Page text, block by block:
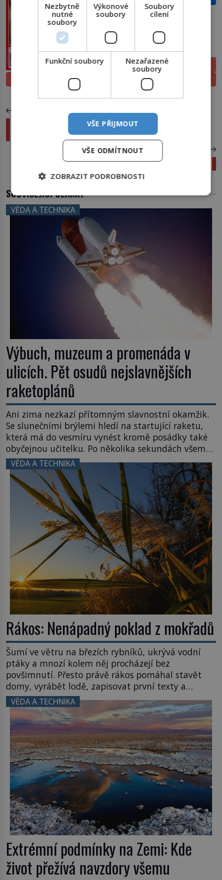
PROLISTOVAT
PŘEDPLATNÉ
ELEKTRONICKÉ
TIŠTĚNÉ
Císařští vojáci okradli mrtvolu slavného
Smutný prim Česka: Jsme číslo 1 ve vaření pika
SOUVISEJÍCÍ ČLÁNKY
VĚDA A TECHNIKA
Výbuch, muzeum a promenáda v
ulicích. Pět osudů nejslavnějších
raketoplánů
Ani zima nezkazí přítomným slavnostní okamžik.
Se slunečními brýlemi hledí na startující raketu,
která má do vesmíru vynést kromě posádky také
obyčejnou učitelku. Po několika sekundách všem
ztuhnou úsměvy, stroj totiž exploduje. Jejich
konstrukce není z levného kraje, daňové
poplatníky stojí miliardy dolarů. Na druhou stranu
zvládnou jen představitelné věci. Na malé kousky
Název: Columbia První […]
VĚDA A TECHNIKA
Rákos: Nenápadný poklad z mokřadů
Šumí ve větru na březích rybníků, ukrývá vodní
ptáky a mnozí kolem něj procházejí bez
povšimnutí. Přesto právě rákos pomáhal stavět
domy, vyrábět lodě, zapisovat první texty a
inspiroval řadu pověstí. Tato skromná, ale
užitečná rostlina provází člověka už tisíce let.
Většina lidí vnímá rákos jen jako obyčejnou kulisu
letního koupání. Stačí se však podívat […]
VĚDA A TECHNIKA
Extrémní podmínky na Zemi: Kde
život přežívá navzdory všemu
Nezbytně
nutné
soubory
Výkonové
soubory
Soubory
cílení
Funkční soubory
Nezařazené
soubory
VŠE PŘIJMOUT
VŠE ODMÍTNOUT
ZOBRAZIT PODROBNOSTI